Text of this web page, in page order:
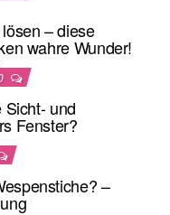
– diese
wahre Wunder!
Sicht- und
Fenster?
–